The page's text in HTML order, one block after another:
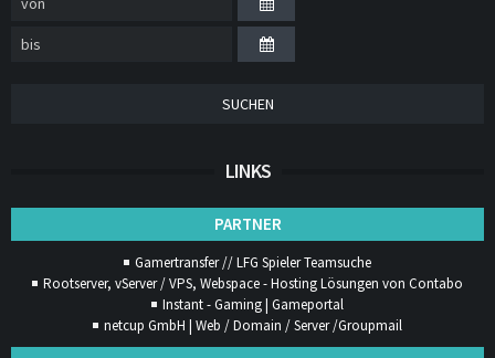
SUCHEN
LINKS
PARTNER
Gamertransfer // LFG Spieler Teamsuche
Rootserver, vServer / VPS, Webspace - Hosting Lösungen von Contabo
Instant - Gaming | Gameportal
netcup GmbH | Web / Domain / Server /Groupmail